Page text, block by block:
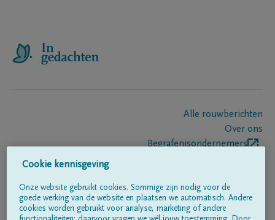
Alle rouwberichten
Over ons
Begrafenisondernemers
Volg ons op
Cookie kennisgeving
Onze website gebruikt cookies. Sommige zijn nodig voor de
goede werking van de website en plaatsen we automatisch. Andere
cookies worden gebruikt voor analyse, marketing of andere